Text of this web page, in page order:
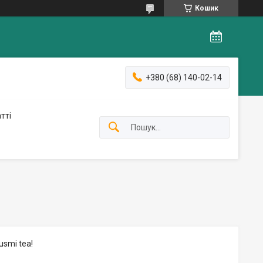
Кошик
+380 (68) 140-02-14
tea!